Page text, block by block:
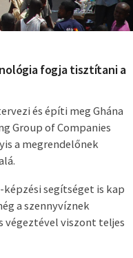
fogja tisztítani a
és építi meg Ghána
Group of Companies
a megrendelőnek
segítséget is kap
a szennyvíznek
végeztével viszont teljes